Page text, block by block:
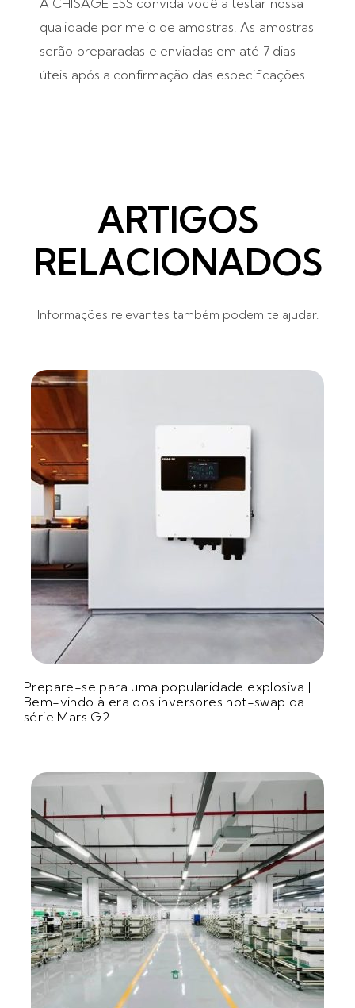
qualidade por meio de amostras. As amostras
serão preparadas e enviadas em até 7 dias
úteis após a confirmação das especificações.
ARTIGOS
RELACIONADOS
Informações relevantes também podem te ajudar.
Prepare-se para uma popularidade explosiva |
Bem-vindo à era dos inversores hot-swap da
série Mars G2.